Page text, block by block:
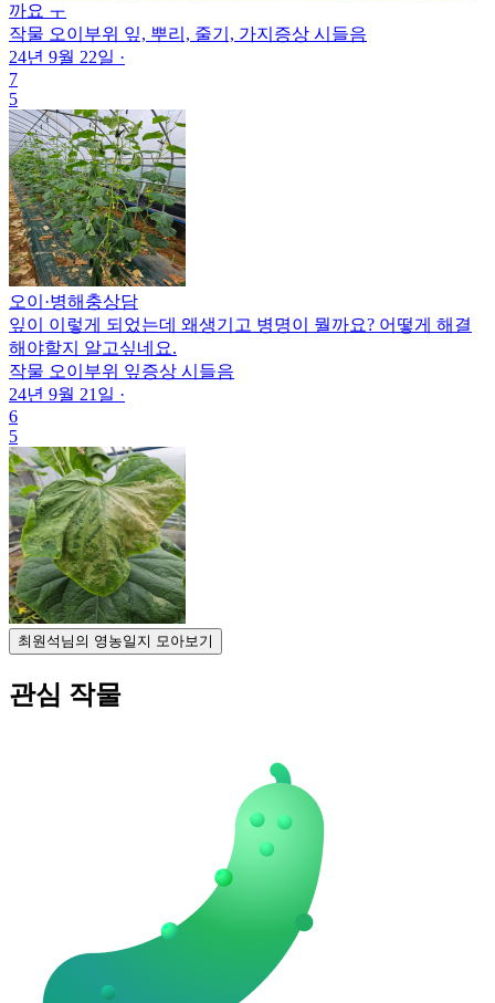
까요 ㅜ
작물 오이 부위 잎, 뿌리, 줄기, 가지 증상 시들음
24년 9월 22일 ·
7
5
오이 ·병해충상담
잎이 이렇게 되었는데 왜생기고 병명이 뭘까요? 어떻게 해결
해야할지 알고싶네요.
작물 오이 부위 잎증상 시들음
24년 9월 21일 ·
6
5
최원석님의 영농일지 모아보기
관심 작물